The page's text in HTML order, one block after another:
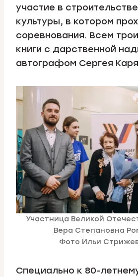
участие в
культуры, в котором
соревнования. Всем
книги с дарственной
автографом Сергея
Участница Великой
Вера Степановна
Фото Ильи
Специально к 80-